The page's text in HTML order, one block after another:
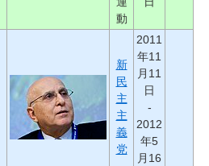
動
新
民
主
主
義
党
2011
年11
月11
日
-
2012
年5
月16